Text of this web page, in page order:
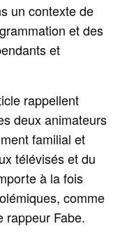
un contexte de
et des
et
rappellent
deux animateurs
familial et
télévisés et du
à la fois
comme
rappeur Fabe.